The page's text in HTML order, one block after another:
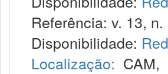
Referência: v. 13,
Disponibilidade:
Localização: CAM,